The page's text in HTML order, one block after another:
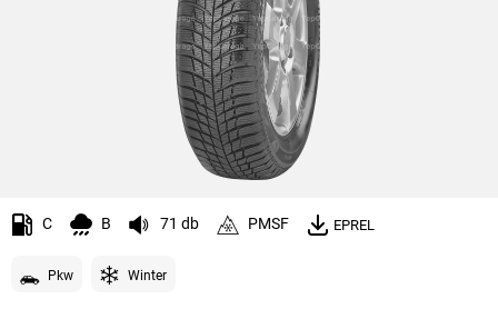
C B 71 db PMSF EPREL
Pkw Winter